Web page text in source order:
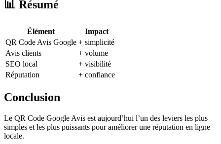
📊 Résumé
Élément
Impact
QR Code Avis Google + simplicité
Avis clients
+ volume
SEO local
+ visibilité
Réputation
+ confiance
Conclusion
Le QR Code Google Avis est aujourd’hui l’un des leviers les plus
simples et les plus puissants pour améliorer une réputation en ligne
locale.